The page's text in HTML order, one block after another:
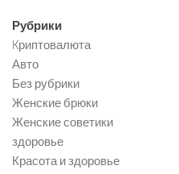
Рубрики
Kриптовалюта
Авто
Без рубрики
Женские брюки
Женские советики
здоровье
Красота и здоровье